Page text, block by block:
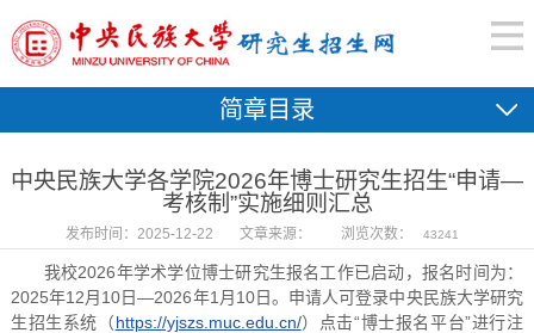
简章目录
中央民族大学各学院2026年博士研究生招生“申请—
考核制”实施细则汇总
发布时间：2025-12-22 文章来源： 浏览次数： 43241
我校2026年学术学位博士研究生报名工作已启动，报名时间为：
2025年12月10日—2026年1月10日。申请人可登录中央民族大学研究
生招生系统（https://yjszs.muc.edu.cn/）点击“博士报名平台”进行注